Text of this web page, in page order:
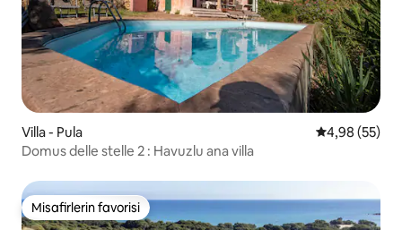
Villa - Pula 5 üzerinden
4,98 (55)
Domus delle stelle 2 : Havuzlu ana villa
Misafirlerin favorisi
Misafirlerin favorisi